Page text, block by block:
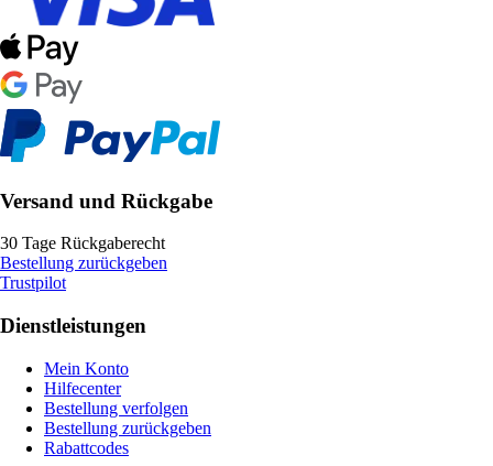
Versand und Rückgabe
30 Tage Rückgaberecht
Bestellung zurückgeben
Trustpilot
Dienstleistungen
Mein Konto
Hilfecenter
Bestellung verfolgen
Bestellung zurückgeben
Rabattcodes